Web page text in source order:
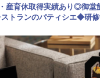
産育休取得実績あり◎御堂
トランのパティシエ◆研